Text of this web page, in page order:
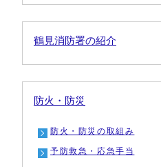
鶴見消防署の紹介
防火・防災
防火・防災の取組み
予防救急・応急手当